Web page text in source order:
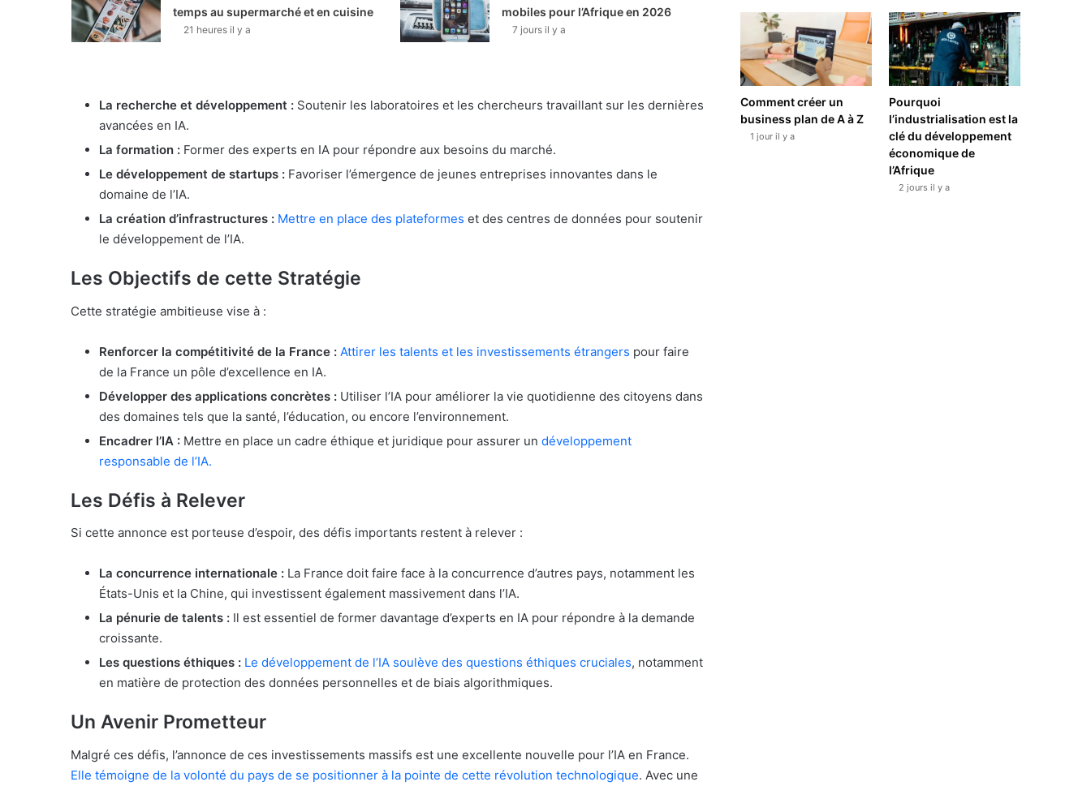
temps au supermarché et en cuisine
21 heures il y a
mobiles pour l’Afrique en 2026
7 jours il y a
La recherche et développement : Soutenir les laboratoires et les chercheurs travaillant sur les dernières
avancées en IA.
La formation : Former des experts en IA pour répondre aux besoins du marché.
Le développement de startups : Favoriser l’émergence de jeunes entreprises innovantes dans le
domaine de l’IA.
La création d’infrastructures : Mettre en place des plateformes et des centres de données pour soutenir
le développement de l’IA.
Les Objectifs de cette Stratégie
Cette stratégie ambitieuse vise à :
Renforcer la compétitivité de la France : Attirer les talents et les investissements étrangers pour faire
de la France un pôle d’excellence en IA.
Développer des applications concrètes : Utiliser l’IA pour améliorer la vie quotidienne des citoyens dans
des domaines tels que la santé, l’éducation, ou encore l’environnement.
Encadrer l’IA : Mettre en place un cadre éthique et juridique pour assurer un développement
responsable de l’IA.
Les Défis à Relever
Si cette annonce est porteuse d’espoir, des défis importants restent à relever :
La concurrence internationale : La France doit faire face à la concurrence d’autres pays, notamment les
États-Unis et la Chine, qui investissent également massivement dans l’IA.
La pénurie de talents : Il est essentiel de former davantage d’experts en IA pour répondre à la demande
croissante.
Les questions éthiques : Le développement de l’IA soulève des questions éthiques cruciales, notamment
en matière de protection des données personnelles et de biais algorithmiques.
Un Avenir Prometteur
Malgré ces défis, l’annonce de ces investissements massifs est une excellente nouvelle pour l’IA en France.
Elle témoigne de la volonté du pays de se positionner à la pointe de cette révolution technologique. Avec une
Comment créer un
business plan de A à Z
1 jour il y a
Pourquoi
l’industrialisation est la
clé du développement
économique de
l’Afrique
2 jours il y a